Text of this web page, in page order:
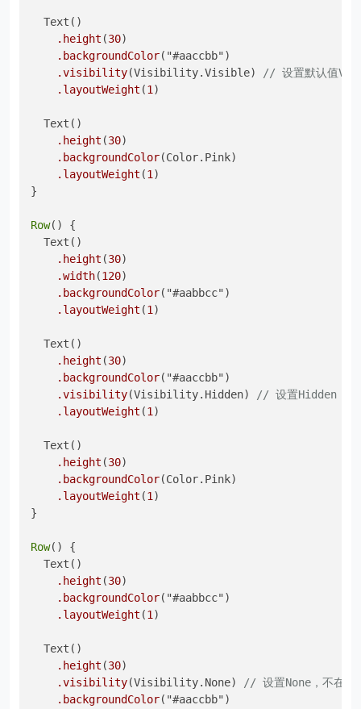
  Text()
.height (30)
.backgroundColor("#aaccbb")
.visibility(Visibility.Visible)
// 设置默认值
.layoutWeight (1 )
  Text()
.height (30)
.backgroundColor(Color.Pink)
.layoutWeight (1 )
}
Row() {
  Text()
.height (30)
.width(120)
.backgroundColor("#aabbcc")
.layoutWeight (1 )
  Text()
.height (30)
.backgroundColor("#aaccbb")
.visibility(Visibility.Hidden)
// 设置Hidden，不
.layoutWeight (1 )
  Text()
.height (30)
.backgroundColor(Color.Pink)
.layoutWeight (1 )
}
Row() {
  Text()
.height (30)
.backgroundColor("#aabbcc")
.layoutWeight (1 )
  Text()
.height (30)
.visibility(Visibility.None)
// 设置None，不在界
.backgroundColor("#aaccbb")